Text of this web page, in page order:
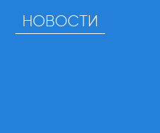
НОВОСТИ